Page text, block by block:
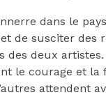
dans le
de susciter des
des deux
le courage et la
attendent